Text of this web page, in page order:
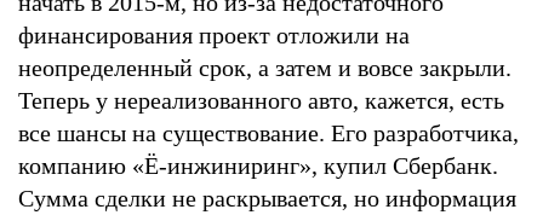
финансирования проект отложили на
неопределенный срок, а затем и вовсе закрыли.
Теперь у нереализованного авто, кажется, есть
все шансы на существование. Его разработчика,
компанию «Ё-инжиниринг», купил Сбербанк.
Сумма сделки не раскрывается, но информация